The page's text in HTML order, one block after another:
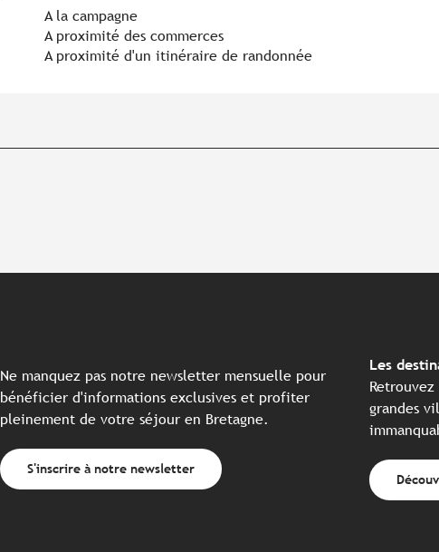
A la campagne
A proximité des commerces
A proximité d'un itinéraire de randonnée
Ne manquez pas notre newsletter mensuelle pour
bénéficier d'informations exclusives et profiter
pleinement de votre séjour en Bretagne.
S'inscrire à notre newsletter
Les
grandes